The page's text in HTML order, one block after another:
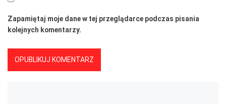
Zapamiętaj moje dane w tej przeglądarce podczas pisania
kolejnych komentarzy.